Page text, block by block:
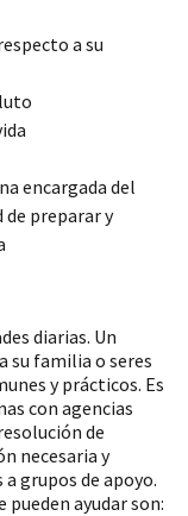
a su
encargada del
de preparar y
diarias. Un
su familia o seres
y prácticos. Es
con agencias
de
necesaria y
grupos de apoyo.
ayudar son: